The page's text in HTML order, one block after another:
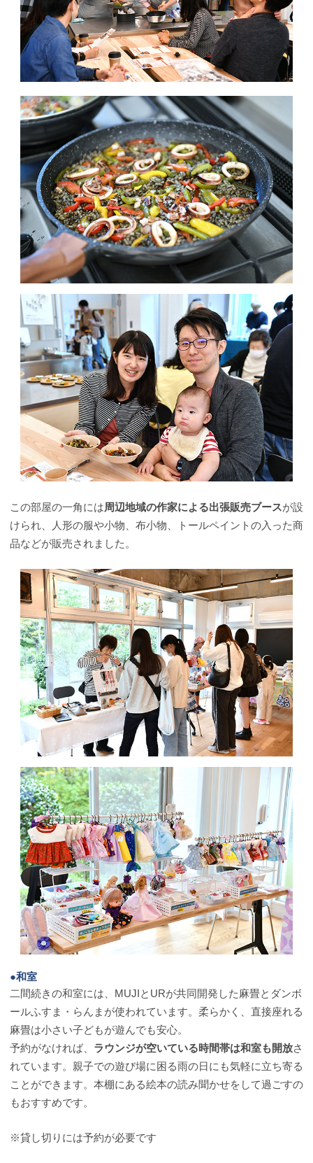
この部屋の一角には周辺地域の作家による出張販売ブースが設
けられ、人形の服や小物、布小物、トールペイントの入った商
品などが販売されました。
●和室
二間続きの和室には、MUJIとURが共同開発した麻畳とダンボ
ールふすま・らんまが使われています。柔らかく、直接座れる
麻畳は小さい子どもが遊んでも安心。
予約がなければ、 ラウンジが空いている時間帯は和室も開放さ
れています。親子での遊び場に困る雨の日にも気軽に立ち寄る
ことができます。本棚にある絵本の読み聞かせをして過ごすの
もおすすめです。
※貸し切りには予約が必要です